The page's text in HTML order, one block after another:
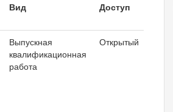
Вид Доступ
Выпускная
квалификационная
работа
Открытый